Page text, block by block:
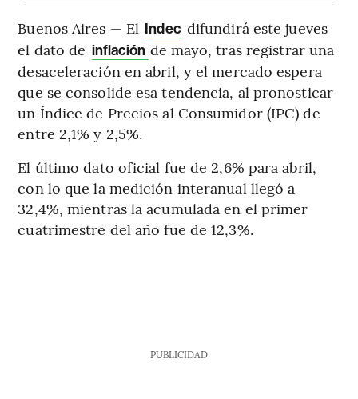
Buenos Aires — El Indec difundirá este jueves
el dato de inflación de mayo, tras registrar una
desaceleración en abril, y el mercado espera
que se consolide esa tendencia, al pronosticar
un Índice de Precios al Consumidor (IPC) de
entre 2,1% y 2,5%.
El último dato oficial fue de 2,6% para abril,
con lo que la medición interanual llegó a
32,4%, mientras la acumulada en el primer
cuatrimestre del año fue de 12,3%.
PUBLICIDAD